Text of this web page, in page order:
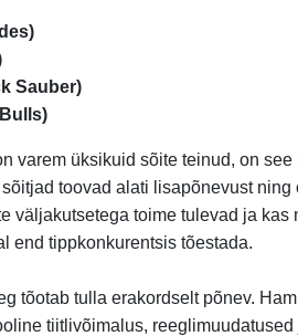
Sauber)
varem üksikuid sõite teinud, on
toovad alati lisapõnevust ning
väljakutsetega toime tulevad ja kas
end tippkonkurentsis tõestada.
tõotab tulla erakordselt põnev.
tiitlivõimalus,